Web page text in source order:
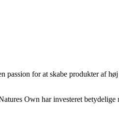
passion for at skabe produkter af
Own har investeret betydelige